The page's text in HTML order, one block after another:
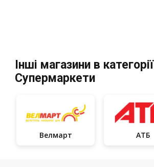
Інші магазини в категорії
Супермаркети
Велмарт АТБ